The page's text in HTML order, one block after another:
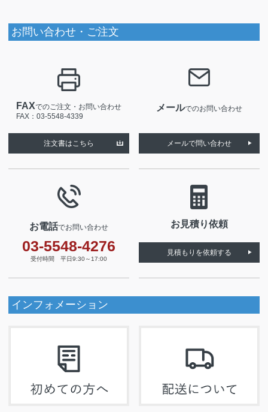
お問い合わせ・ご注文
FAXでのご注文・お問い合わせ
FAX：03-5548-4339
注文書はこちら
メールでのお問い合わせ
メールで問い合わせ
お電話でお問い合わせ
03-5548-4276
受付時間 平日9:30～17:00
お見積り依頼
見積もりを依頼する
インフォメーション